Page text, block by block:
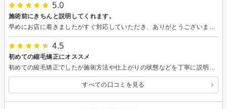
5.0
施術前にきちんと説明してくれます。
4.5
初めての縮毛矯正にオススメ
すべての口コミを見る